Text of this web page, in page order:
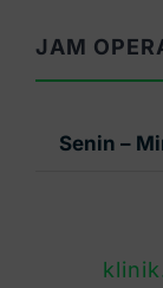
JAM
Senin –